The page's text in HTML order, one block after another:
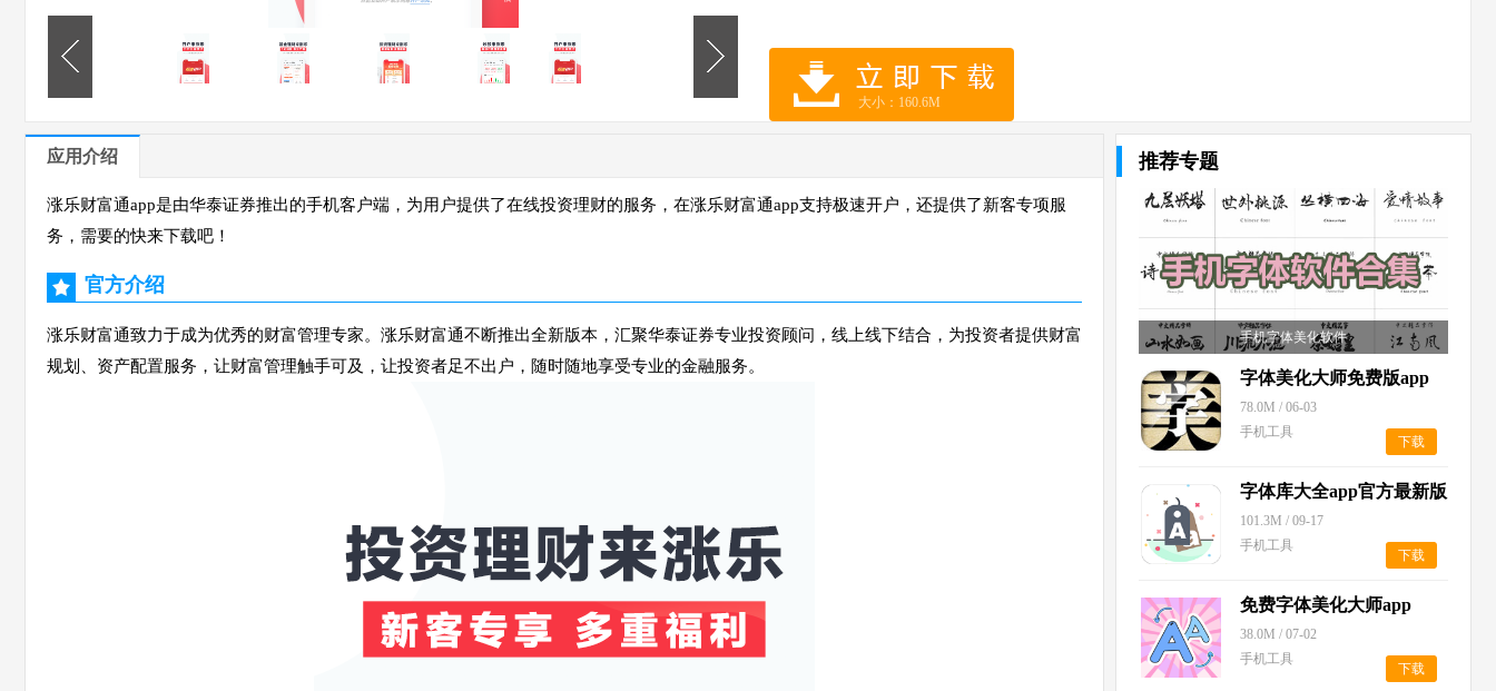
大小：160.6M
应用介绍
涨乐财富通app是由华泰证券推出的手机客户端，为用户提供了在线投资理财的服务，在涨乐财富通app支持极速开户，还提供了新客专项服
务，需要的快来下载吧！
官方介绍
涨乐财富通致力于成为优秀的财富管理专家。涨乐财富通不断推出全新版本，汇聚华泰证券专业投资顾问，线上线下结合，为投资者提供财富
规划、资产配置服务，让财富管理触手可及，让投资者足不出户，随时随地享受专业的金融服务。
推荐专题
手机字体美化软件
字体美化大师免费版app
78.0M / 06-03
手机工具
下载
字体库大全app官方最新版
2025
101.3M / 09-17
手机工具
下载
免费字体美化大师app
38.0M / 07-02
手机工具
下载